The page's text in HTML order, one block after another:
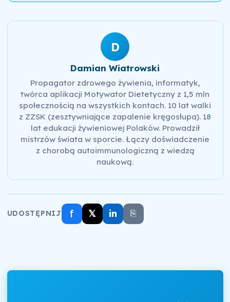
D
Damian Wiatrowski
Propagator zdrowego żywienia, informatyk,
twórca aplikacji Motywator Dietetyczny z 1,5 mln
społecznością na wszystkich kontach. 10 lat walki
z ZZSK (zesztywniające zapalenie kręgosłupa). 18
lat edukacji żywieniowej Polaków. Prowadził
mistrzów świata w sporcie. Łączy doświadczenie
z chorobą autoimmunologiczną z wiedzą
naukową.
UDOSTĘPNIJ f 𝕏 in ⎘